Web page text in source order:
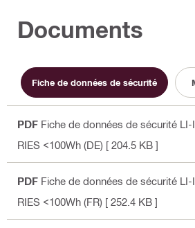
Documents
Fiche de données de sécurité
PDF Fiche de données de sécurité LI-
RIES <100Wh (DE) [ 204.5 KB ]
PDF Fiche de données de sécurité LI-
RIES <100Wh (FR) [ 252.4 KB ]